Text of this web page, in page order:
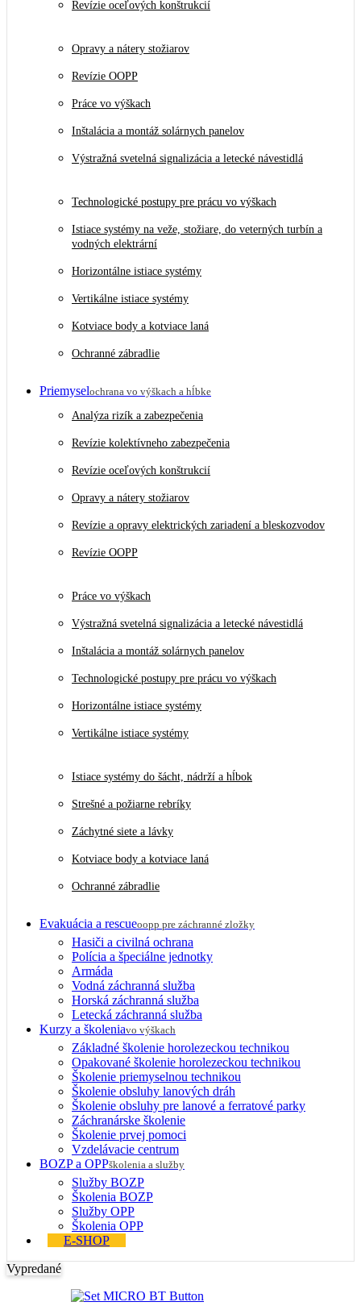
Revízie oceľových konštrukcií
Opravy a nátery stožiarov
Revízie OOPP
Práce vo výškach
Inštalácia a montáž solárnych panelov
Výstražná svetelná signalizácia a letecké návestidlá
Technologické postupy pre prácu vo výškach
Istiace systémy na veže, stožiare, do veterných turbín a
vodných elektrární
Horizontálne istiace systémy
Vertikálne istiace systémy
Kotviace body a kotviace laná
Ochranné zábradlie
Priemyselochrana vo výškach a hĺbke
Analýza rizík a zabezpečenia
Revízie kolektívneho zabezpečenia
Revízie oceľových konštrukcií
Opravy a nátery stožiarov
Revízie a opravy elektrických zariadení a bleskozvodov
Revízie OOPP
Práce vo výškach
Výstražná svetelná signalizácia a letecké návestidlá
Inštalácia a montáž solárnych panelov
Technologické postupy pre prácu vo výškach
Horizontálne istiace systémy
Vertikálne istiace systémy
Istiace systémy do šácht, nádrží a hĺbok
Strešné a požiarne rebríky
Záchytné siete a lávky
Kotviace body a kotviace laná
Ochranné zábradlie
Evakuácia a rescueoopp pre záchranné zložky
Hasiči a civilná ochrana
Polícia a špeciálne jednotky
Armáda
Vodná záchranná služba
Horská záchranná služba
Letecká záchranná služba
Kurzy a školeniavo výškach
Základné školenie horolezeckou technikou
Opakované školenie horolezeckou technikou
Školenie priemyselnou technikou
Školenie obsluhy lanových dráh
Školenie obsluhy pre lanové a ferratové parky
Záchranárske školenie
Školenie prvej pomoci
Vzdelávacie centrum
BOZP a OPPškolenia a služby
Služby BOZP
Školenia BOZP
Služby OPP
Školenia OPP
E-SHOP
Vypredané